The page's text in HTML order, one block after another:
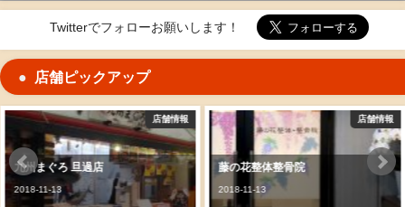
Twitterでフォローお願いします！
店舗ピックアップ
店舗情報 店舗情報
藤の花整体整骨院
2018-11-13
村上甘泉堂